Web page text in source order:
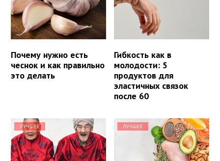
Почему нужно есть
чеснок и как правильно
это делать
Гибкость как в
молодости: 5
продуктов для
эластичных связок
после 60
ЛУЧШЕЕ ЛУЧШЕЕ